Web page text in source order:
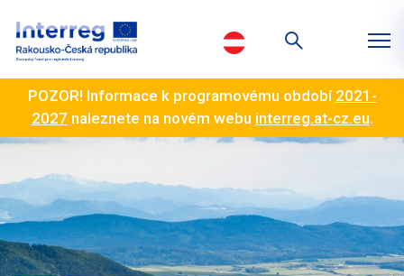
POZOR! Informace k programovému období 2021-
2027 naleznete na novém webu interreg.at-cz.eu.